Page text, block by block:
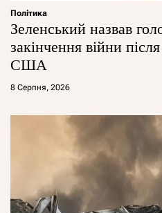
Політика
Зеленський назвав
закінчення війни
США
8 Серпня, 2026